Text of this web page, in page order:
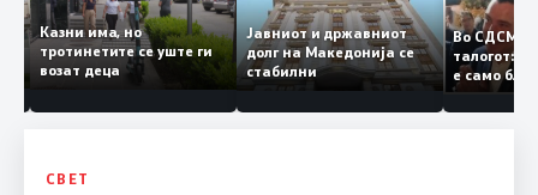
Казни има, но
тротинетите се уште ги
возат деца
Јавниот и државниот
долг на Македонија се
стабилни
Во СДСМ
е само
копија
Заев
СВЕТ